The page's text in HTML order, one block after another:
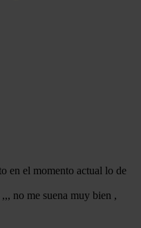
en el momento actual lo de
no me suena muy bien ,